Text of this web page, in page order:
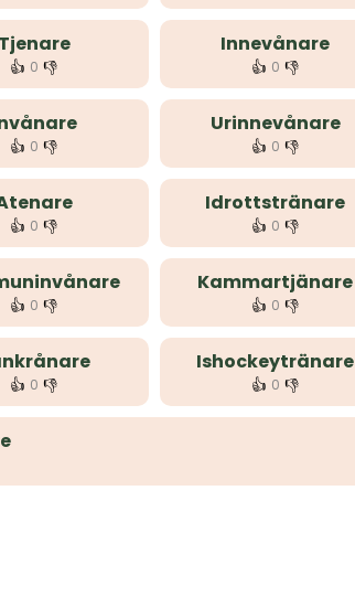
Tjenare
👍 0 👎
Innevånare
👍 0 👎
👍 0 👎
Urinnevånare
👍 0 👎
👍 0 👎
Idrottstränare
👍 0 👎
👍 0 👎
Kammartjänare
👍 0 👎
👍 0 👎
Ishockeytränare
👍 0 👎